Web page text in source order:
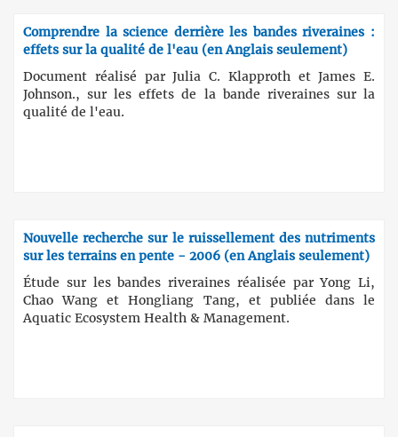
Comprendre la science derrière les bandes riveraines :
effets sur la qualité de l'eau (en Anglais seulement)
Document réalisé par Julia C. Klapproth et James E.
Johnson., sur les effets de la bande riveraines sur la
qualité de l'eau.
Nouvelle recherche sur le ruissellement des nutriments
sur les terrains en pente - 2006 (en Anglais seulement)
Étude sur les bandes riveraines réalisée par Yong Li,
Chao Wang et Hongliang Tang, et publiée dans le
Aquatic Ecosystem Health & Management.